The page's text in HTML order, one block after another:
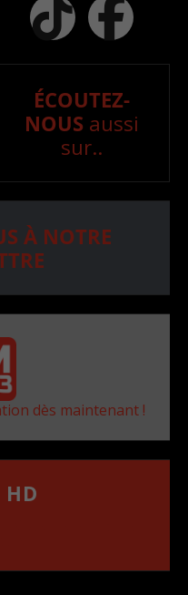
ÉCOUTEZ-
NOUS aussi
sur..
À NOTRE
dès maintenant !
HD